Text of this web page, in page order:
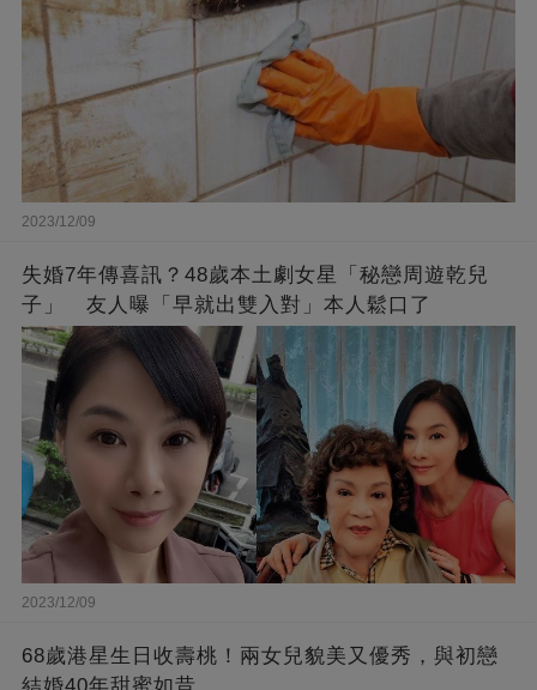
2023/12/09
失婚7年傳喜訊？48歲本土劇女星「秘戀周遊乾兒
子」 友人曝「早就出雙入對」本人鬆口了
2023/12/09
68歲港星生日收壽桃！兩女兒貌美又優秀，與初戀